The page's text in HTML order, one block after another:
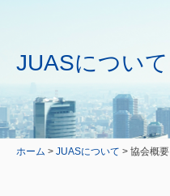
JUASについて
ホーム > JUASについて > 協会概要